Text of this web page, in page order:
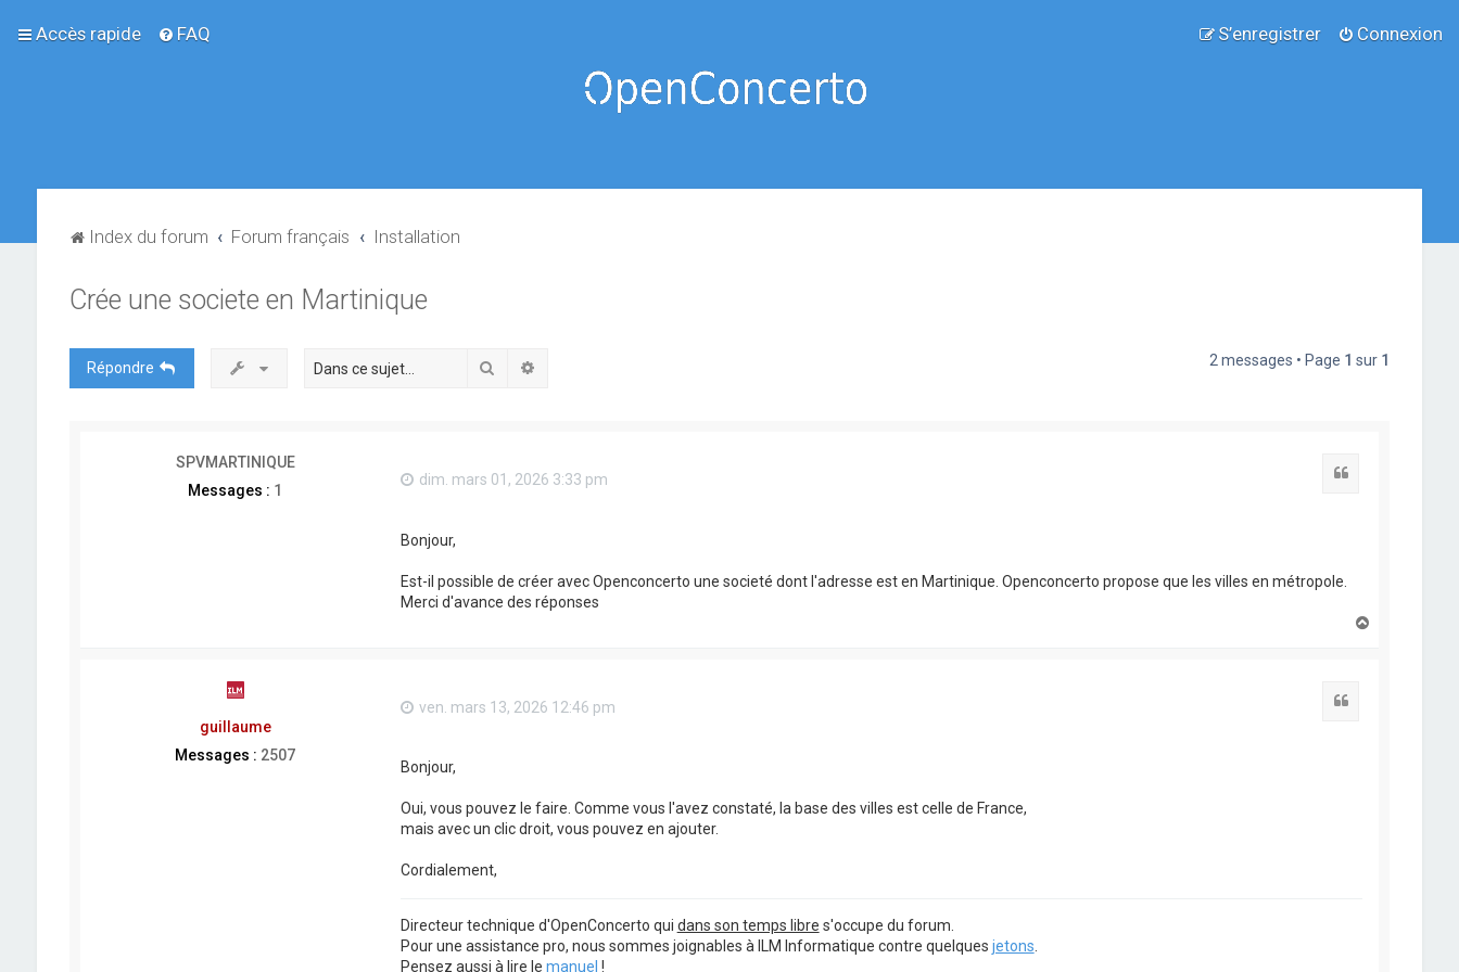
Accès rapide FAQ Connexion
S’enregistrer
Index du forum Forum français Installation
Crée une societe en Martinique
Répondre Rechercher 2 messages • Page 1 sur 1
SPVMARTINIQUE
Messages : 1
dim. mars 01, 2026 3:33 pm
Bonjour,
Est-il possible de créer avec Openconcerto une societé dont l'adresse est en Martinique. Openconcerto propose que les villes en métropole.
Merci d'avance des réponses
guillaume
Messages : 2507
ven. mars 13, 2026 12:46 pm
Bonjour,
Oui, vous pouvez le faire. Comme vous l'avez constaté, la base des villes est celle de France,
mais avec un clic droit, vous pouvez en ajouter.
Cordialement,
Directeur technique d'OpenConcerto qui dans son temps libre s'occupe du forum.
Pour une assistance pro, nous sommes joignables à ILM Informatique contre quelques jetons
Pensez aussi à lire le manuel !